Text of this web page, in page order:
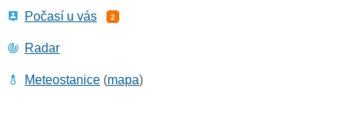
Počasí u vás 2
Radar
Meteostanice (mapa)